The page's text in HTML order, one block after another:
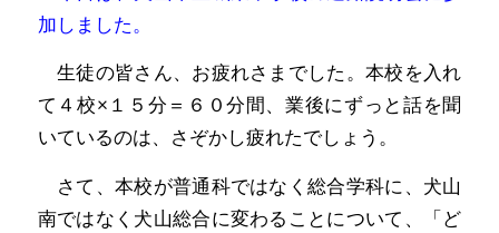
加しました。
生徒の皆さん、お疲れさまでした。本校を入れ
て４校×１５分＝６０分間、業後にずっと話を聞
いているのは、さぞかし疲れたでしょう。
さて、本校が普通科ではなく総合学科に、犬山
南ではなく犬山総合に変わることについて、「ど